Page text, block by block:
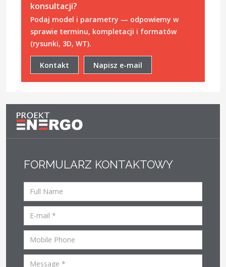
konsultacji?
Podaj model i parametry — odpowiemy w
sprawie terminu, kompletacji i formatów
(rysunki, 3D, WT).
Kontakt Napisz e-mail
FORMULARZ KONTAKTOWY